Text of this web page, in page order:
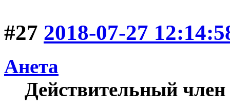
#27 2018-07-27
Анета
Действительный член